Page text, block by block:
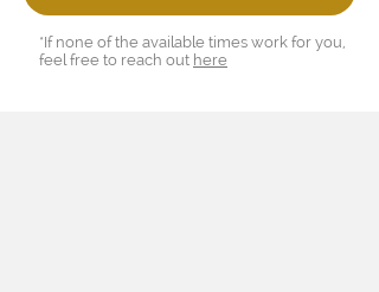
*If none of the available times work for you,
feel free to reach out here